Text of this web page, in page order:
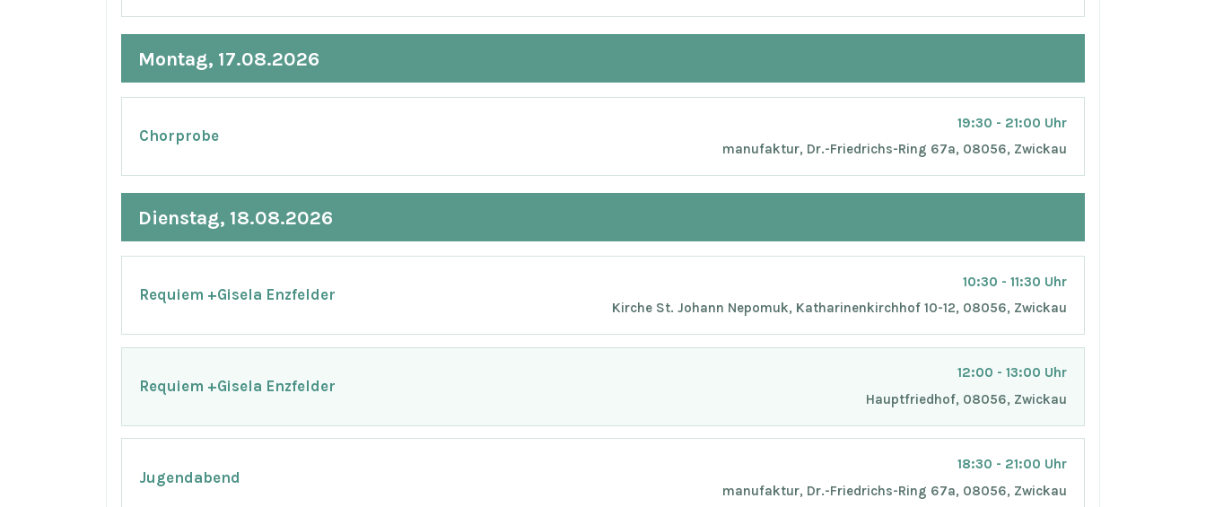
Montag, 17.08.2026
Chorprobe
19:30 - 21:00 Uhr
manufaktur, Dr.-Friedrichs-Ring 67a, 08056, Zwickau
Dienstag, 18.08.2026
Requiem +Gisela Enzfelder
10:30 - 11:30 Uhr
Kirche St. Johann Nepomuk, Katharinenkirchhof 10-12, 08056, Zwickau
Requiem +Gisela Enzfelder
12:00 - 13:00 Uhr
Hauptfriedhof, 08056, Zwickau
Jugendabend
18:30 - 21:00 Uhr
manufaktur, Dr.-Friedrichs-Ring 67a, 08056, Zwickau